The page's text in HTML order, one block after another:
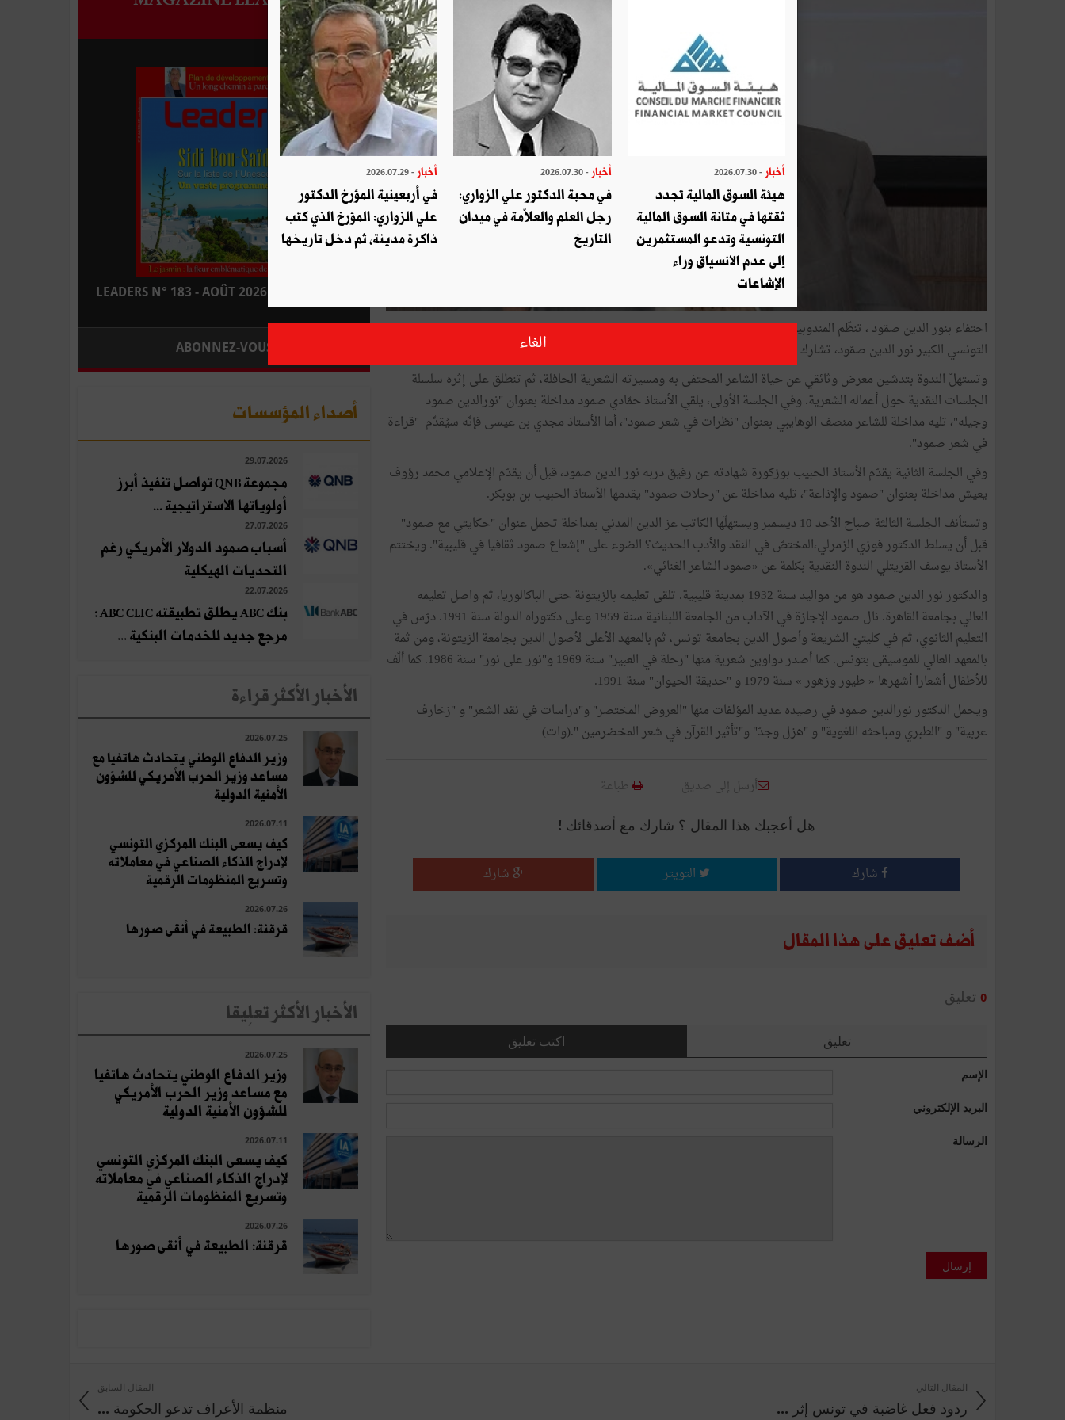
احتفاء بنور الدين صمّود ، تنظّم المندوبية الجهوية للشؤون الثقافية بنابل يومي 9 و10 ديسمبر الحالي ، ندوة حول هذا الشاعر
التونسي الكبير نور الدين صمّود، تشارك فيها مجموعة من النقاد والشعراء والأدباء.
وتستهلّ الندوة بتدشين معرض وثائقي عن حياة الشاعر المحتفى به ومسيرته الشعرية الحافلة، ثم تنطلق على إثره سلسلة
الجلسات النقدية حول أعماله الشعرية. وفي الجلسة الأولى، يلقي الأستاذ حمّادي صمود مداخلة بعنوان "نورالدين صمود
وجيله"، تليه مداخلة للشاعر منصف الوهايبي بعنوان "نظرات في شعر صمود"، أما الأستاذ مجدي بن عيسى فإنّه سيُقدِّم "قراءة
في شعر صمود".
وفي الجلسة الثانية يقدّم الأستاذ الحبيب بوزكورة شهادته عن رفيق دربه نور الدين صمود، قبل أن يقدّم الإعلامي محمد رؤوف
يعيش مداخلة بعنوان "صمود والإذاعة"، تليه مداخلة عن "رحلات صمود" يقدمها الأستاذ الحبيب بن بوبكر.
وتستأنف الجلسة الثالثة صباح الأحد 10 ديسمبر ويستهلّها الكاتب عز الدين المدني بمداخلة تحمل عنوان "حكايتي مع صمود"
قبل أن يسلط الدكتور فوزي الزمرلي،المختصّ في النقد والأدب الحديث؟ الضوء على "إشعاع صمود ثقافيا في قليبية". ويختتم
الأستاذ يوسف القريتلي الندوة النقدية بكلمة عن «صمود الشاعر الغنائي».
والدكتور نور الدين صمود هو من مواليد سنة 1932 بمدينة قليبية. تلقى تعليمه بالزيتونة حتى الباكالوريا، ثم واصل تعليمه
العالي بجامعة القاهرة. نال صمود الإجازة في الآداب من الجامعة اللبنانية سنة 1959 وعلى دكتوراه الدولة سنة 1991. درّس في
التعليم الثانوي، ثم في كليتيْ الشريعة وأصول الدين بجامعة تونس، ثم بالمعهد الأعلى لأصول الدين بجامعة الزيتونة، ومن ثمة
بالمعهد العالي للموسيقى بتونس. كما أصدر دواوين شعرية منها "رحلة في العبير" سنة 1969 و"نور على نور" سنة 1986. كما ألّف
للأطفال أشعارا أشهرها « طيور وزهور » سنة 1979 و "حديقة الحيوان" سنة 1991.
ويحمل الدكتور نورالدين صمود في رصيده عديد المؤلفات منها "العروض المختصر" و"دراسات في نقد الشعر" و "زخارف
عربية" و "الطبري ومباحثه اللغوية" و "هزل وجدّ" و"تأثير القرآن في شعر المخضرمين ".(وات)
أرسل إلى صديق طباعة
هل أعجبك هذا المقال ؟ شارك مع أصدقائك !
شارك التويتر شارك
أضف تعليق على هذا المقال
0 تعليق
اكتب تعليق تعليق
الإسم
البريد الإلكتروني
الرسالة
إرسال
LEADERS N° 183 - AOÛT 2026 : EN KIOSQUE
ABONNEZ-VOUS
أصداء المؤسسات
29.07.2026
مجموعة QNB تواصل تنفيذ أبرز
أولوياتها الاستراتيجية ...
27.07.2026
أسباب صمود الدولار الأمريكي رغم
التحديات الهيكلية
22.07.2026
بنك ABC يطلق تطبيقته ABC CLIC :
مرجع جديد للخدمات البنكية ...
الأخبار الأكثر قراءة
2026.07.25
وزير الدفاع الوطني يتحادث هاتفيا مع
مساعد وزير الحرب الأمريكي للشؤون
الأمنية الدولية
2026.07.11
كيف يسعى البنك المركزي التونسي
لإدراج الذكاء الصناعي في معاملاته
وتسريع المنظومات الرقمية
2026.07.26
قرقنة: الطبيعة في أنقى صورها
الأخبار الأكثر تعلِيقا
2026.07.25
وزير الدفاع الوطني يتحادث هاتفيا
مع مساعد وزير الحرب الأمريكي
للشؤون الأمنية الدولية
2026.07.11
كيف يسعى البنك المركزي التونسي
لإدراج الذكاء الصناعي في معاملاته
وتسريع المنظومات الرقمية
2026.07.26
قرقنة: الطبيعة في أنقى صورها
المقال السابق
منظمة الأعراف تدعو الحكومة ...
المقال التالي
ردود فعل غاضبة في تونس إثر ...
أخبار - 2026.07.30
هيئة السوق المالية تجدد
ثقتها في متانة السوق المالية
التونسية وتدعو المستثمرين
إلى عدم الانسياق وراء
الإشاعات
أخبار - 2026.07.30
في محبة الدكتور علي الزواري:
رجل العلم والعلاّمة في ميدان
التاريخ
أخبار - 2026.07.29
في أربعينية المؤرخ الدكتور
علي الزواري: المؤرخ الذي كتب
ذاكرة مدينة، ثم دخل تاريخها
الغاء